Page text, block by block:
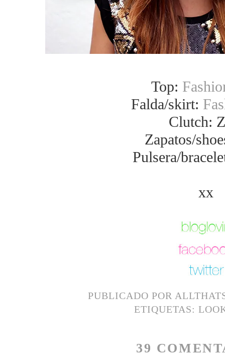
Top:
Falda/skirt:
Clutch:
Zapatos/
Pulsera/
xx
PUBLICADO POR
ETIQUETAS:
39